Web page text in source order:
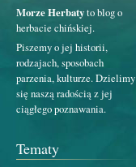
Morze Herbatyto blog o
herbacie chińskiej.
Piszemy o jej historii,
rodzajach, sposobach
parzenia, kulturze. Dzielimy
się naszą radością z jej
ciągłego poznawania.
Tematy